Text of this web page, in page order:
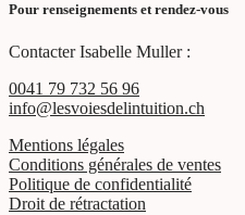
Pour renseignements et rendez-vous
Contacter Isabelle Muller :
0041 79 732 56 96
info@lesvoiesdelintuition.ch
Mentions légales
Conditions générales de ventes
Politique de confidentialité
Droit de rétractation